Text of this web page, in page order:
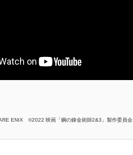
ENIX ©2022 映画「鋼の錬金術師2&3」製作委員会